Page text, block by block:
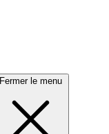
Fermer le menu